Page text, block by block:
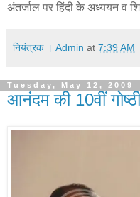
अंतर्जाल पर हिंदी के अध्ययन व
नियंत्रक । Admin at 7:39 AM
Tuesday, May 12, 2009
आनंदम की 10वीं